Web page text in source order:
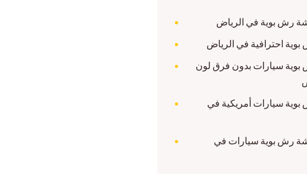
رش بوية في الرياض
احترافية في الرياض
سيارات بدون فرق لون
سيارات أمريكية في
رش بوية سيارات في